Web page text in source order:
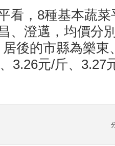
，8種基本蔬菜
、澄邁，均價分
後的市縣為樂
3.26元/斤、3.27